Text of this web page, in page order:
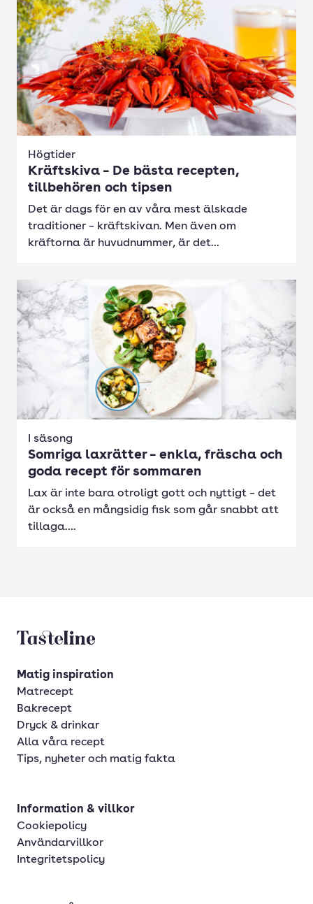
Högtider
Kräftskiva – De bästa recepten,
tillbehören och tipsen
Det är dags för en av våra mest älskade
traditioner – kräftskivan. Men även om
kräftorna är huvudnummer, är det...
I säsong
Somriga laxrätter – enkla, fräscha och
goda recept för sommaren
Lax är inte bara otroligt gott och nyttigt – det
är också en mångsidig fisk som går snabbt att
tillaga....
Tasteline startsida
Matig inspiration
Matrecept
Bakrecept
Dryck & drinkar
Alla våra recept
Tips, nyheter och matig fakta
Information & villkor
Cookiepolicy
Användarvillkor
Integritetspolicy